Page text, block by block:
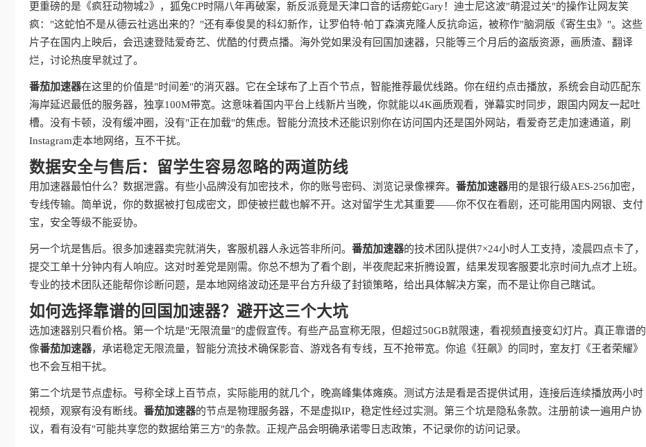
更重磅的是《疯狂动物城2》，狐兔CP时隔八年再破案，新反派竟是天津口音的话痨蛇Gary！迪士尼这波"萌混过关"的操作让网友笑
疯："这蛇怕不是从德云社逃出来的？"还有奉俊昊的科幻新作，让罗伯特·帕丁森演克隆人反抗命运，被称作"脑洞版《寄生虫》"。这些
片子在国内上映后，会迅速登陆爱奇艺、优酷的付费点播。海外党如果没有回国加速器，只能等三个月后的盗版资源，画质渣、翻译
烂，讨论热度早就过了。
番茄加速器在这里的价值是"时间差"的消灭器。它在全球布了上百个节点，智能推荐最优线路。你在纽约点击播放，系统会自动匹配东
海岸延迟最低的服务器，独享100M带宽。这意味着国内平台上线新片当晚，你就能以4K画质观看，弹幕实时同步，跟国内网友一起吐
槽。没有卡顿，没有缓冲圈，没有"正在加载"的焦虑。智能分流技术还能识别你在访问国内还是国外网站，看爱奇艺走加速通道，刷
Instagram走本地网络，互不干扰。
数据安全与售后：留学生容易忽略的两道防线
用加速器最怕什么？数据泄露。有些小品牌没有加密技术，你的账号密码、浏览记录像裸奔。 番茄加速器用的是银行级AES-256加密，
专线传输。简单说，你的数据被打包成密文，即使被拦截也解不开。这对留学生尤其重要——你不仅在看剧，还可能用国内网银、支付
宝，安全等级不能妥协。
另一个坑是售后。很多加速器卖完就消失，客服机器人永远答非所问。 番茄加速器的技术团队提供7×24小时人工支持，凌晨四点卡了，
提交工单十分钟内有人响应。这对时差党是刚需。你总不想为了看个剧，半夜爬起来折腾设置，结果发现客服要北京时间九点才上班。
专业的技术团队还能帮你诊断问题，是本地网络波动还是平台方升级了封锁策略，给出具体解决方案，而不是让你自己瞎试。
如何选择靠谱的回国加速器？避开这三个大坑
选加速器别只看价格。第一个坑是"无限流量"的虚假宣传。有些产品宣称无限，但超过50GB就限速，看视频直接变幻灯片。真正靠谱的
像番茄加速器，承诺稳定无限流量，智能分流技术确保影音、游戏各有专线，互不抢带宽。你追《狂飙》的同时，室友打《王者荣耀》
也不会互相干扰。
第二个坑是节点虚标。号称全球上百节点，实际能用的就几个，晚高峰集体瘫痪。测试方法是看是否提供试用，连接后连续播放两小时
视频，观察有没有断线。 番茄加速器的节点是物理服务器，不是虚拟IP，稳定性经过实测。第三个坑是隐私条款。注册前读一遍用户协
议，看有没有"可能共享您的数据给第三方"的条款。正规产品会明确承诺零日志政策，不记录你的访问记录。